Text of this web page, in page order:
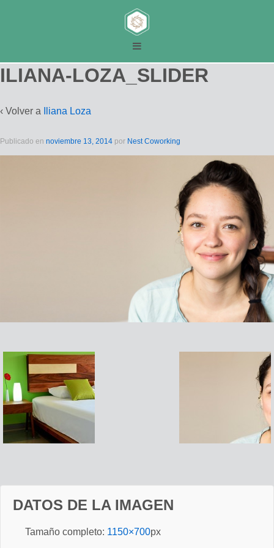
ILIANA-LOZA_SLIDER
‹ Volver a Iliana Loza
Publicado en noviembre 13, 2014 por Nest Coworking
DATOS DE LA IMAGEN
Tamaño completo: 1150×700px